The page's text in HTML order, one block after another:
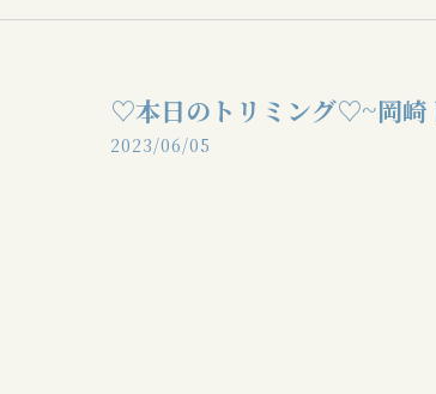
♡本日のトリミング♡⁠~岡崎
2023/06/05